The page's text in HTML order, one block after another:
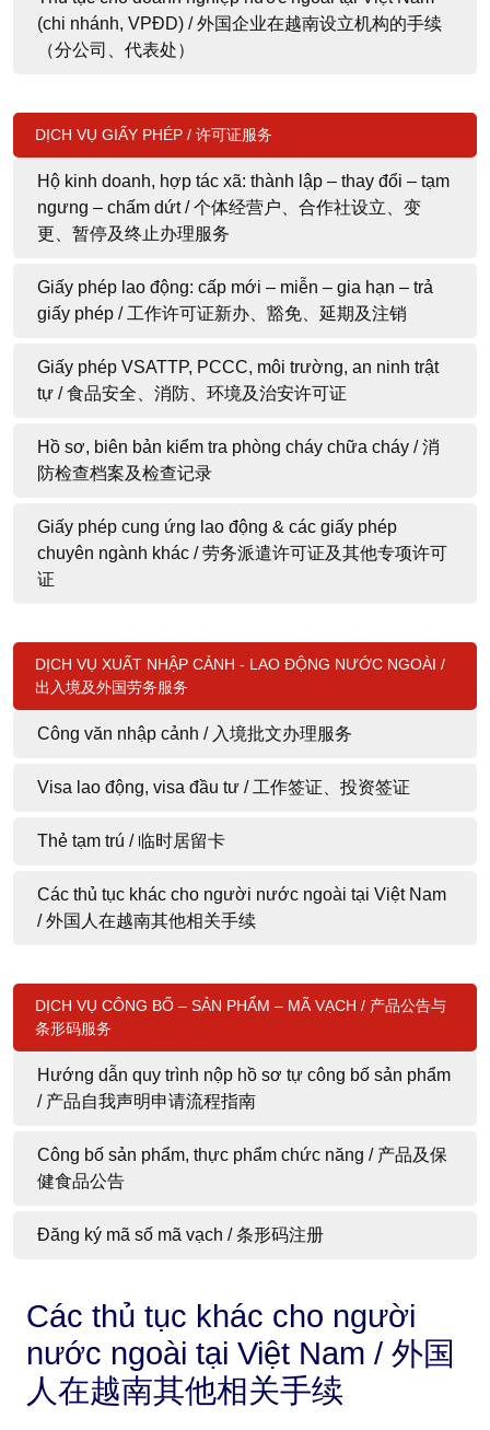
(chi nhánh, VPĐD) / 外国企业在越南设立机构的手续
（分公司、代表处）
DỊCH VỤ GIẤY PHÉP / 许可证服务
Hộ kinh doanh, hợp tác xã: thành lập – thay đổi – tạm
ngưng – chấm dứt / 个体经营户、合作社设立、变
更、暂停及终止办理服务
Giấy phép lao động: cấp mới – miễn – gia hạn – trả
giấy phép / 工作许可证新办、豁免、延期及注销
Giấy phép VSATTP, PCCC, môi trường, an ninh trật
tự / 食品安全、消防、环境及治安许可证
Hồ sơ, biên bản kiểm tra phòng cháy chữa cháy / 消
防检查档案及检查记录
Giấy phép cung ứng lao động & các giấy phép
chuyên ngành khác / 劳务派遣许可证及其他专项许可
证
DỊCH VỤ XUẤT NHẬP CẢNH - LAO ĐỘNG NƯỚC NGOÀI /
出入境及外国劳务服务
Công văn nhập cảnh / 入境批文办理服务
Visa lao động, visa đầu tư / 工作签证、投资签证
Thẻ tạm trú / 临时居留卡
Các thủ tục khác cho người nước ngoài tại Việt Nam
/ 外国人在越南其他相关手续
DỊCH VỤ CÔNG BỐ – SẢN PHẨM – MÃ VẠCH / 产品公告与
条形码服务
Hướng dẫn quy trình nộp hồ sơ tự công bố sản phẩm
/ 产品自我声明申请流程指南
Công bố sản phẩm, thực phẩm chức năng / 产品及保
健食品公告
Đăng ký mã số mã vạch / 条形码注册
Các thủ tục khác cho người
nước ngoài tại Việt Nam / 外国
人在越南其他相关手续